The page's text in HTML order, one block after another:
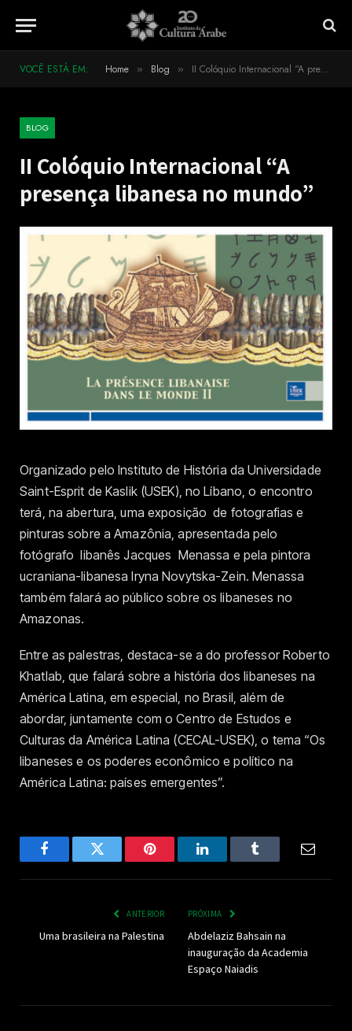
VOCÊ ESTÁ EM: Home » Blog » II Colóquio Internacional “A presença libanesa no mundo”
BLOG
II Colóquio Internacional “A
presença libanesa no mundo”
Organizado pelo Instituto de História da Universidade
Saint-Esprit de Kaslik (USEK), no Líbano, o encontro
terá, na abertura, uma exposição de fotografias e
pinturas sobre a Amazônia, apresentada pelo
fotógrafo libanês Jacques Menassa e pela pintora
ucraniana-libanesa Iryna Novytska-Zein. Menassa
também falará ao público sobre os libaneses no
Amazonas.
Entre as palestras, destaca-se a do professor Roberto
Khatlab, que falará sobre a história dos libaneses na
América Latina, em especial, no Brasil, além de
abordar, juntamente com o Centro de Estudos e
Culturas da América Latina (CECAL-USEK), o tema “Os
libaneses e os poderes econômico e político na
América Latina: países emergentes”.
FacebookTwitter Pinterest LinkedInTumblr
ANTERIOR
Uma brasileira na Palestina
PRÓXIMA
Abdelaziz Bahsain na
inauguração da Academia
Espaço Naiadis